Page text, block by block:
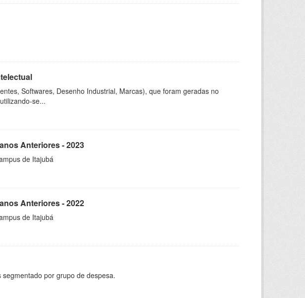
Softwares, Desenho Industrial, Marcas), que foram geradas no
se...
Anteriores - 2023
de Itajubá
Anteriores - 2022
de Itajubá
por grupo de despesa.